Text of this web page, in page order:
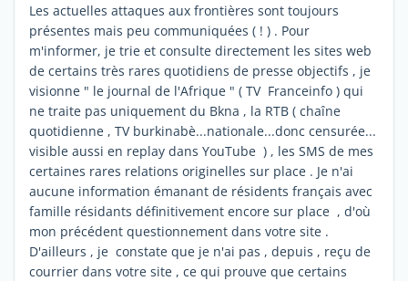
Les actuelles attaques aux frontières sont toujours
présentes mais peu communiquées ( ! ) . Pour
m'informer, je trie et consulte directement les sites web
de certains très rares quotidiens de presse objectifs , je
visionne " le journal de l'Afrique " ( TV Franceinfo ) qui
ne traite pas uniquement du Bkna , la RTB ( chaîne
quotidienne , TV burkinabè...nationale...donc censurée...
visible aussi en replay dans YouTube ) , les SMS de mes
certaines rares relations originelles sur place . Je n'ai
aucune information émanant de résidents français avec
famille résidants définitivement encore sur place , d'où
mon précédent questionnement dans votre site .
D'ailleurs , je constate que je n'ai pas , depuis , reçu de
courrier dans votre site , ce qui prouve que certains